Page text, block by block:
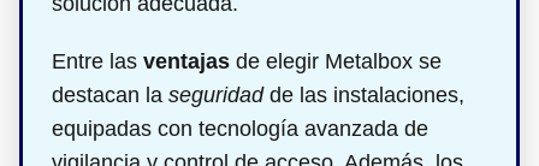
Entre las ventajas de elegir Metalbox se
destacan la seguridadde las instalaciones,
equipadas con tecnología avanzada de